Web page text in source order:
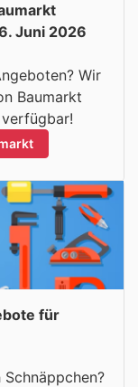
Juni 2026
Wir
Baumarkt
für